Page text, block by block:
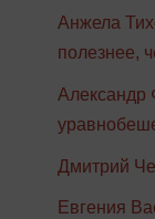
Анжела
полезнее,
Дмитрий
Евгения